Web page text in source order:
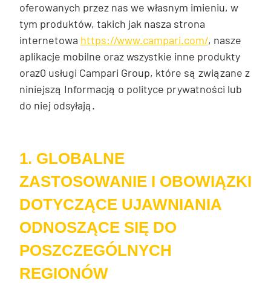
oferowanych przez nas we własnym imieniu, w
tym produktów, takich jak nasza strona
internetowa https://www.campari.com/, nasze
aplikacje mobilne oraz wszystkie inne produkty
oraz0 usługi Campari Group, które są związane z
niniejszą Informacją o polityce prywatności lub
do niej odsyłają.
1. GLOBALNE
ZASTOSOWANIE I OBOWIĄZKI
DOTYCZĄCE UJAWNIANIA
ODNOSZĄCE SIĘ DO
POSZCZEGÓLNYCH
REGIONÓW